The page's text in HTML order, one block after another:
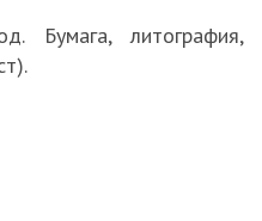
Бумага, литография,